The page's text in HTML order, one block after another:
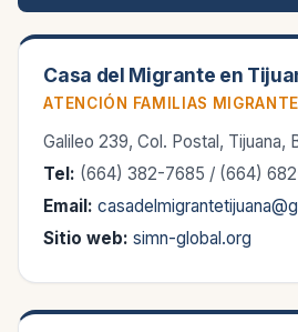
Casa del Migrante en
ATENCIÓN FAMILIAS
Galileo 239, Col. Postal, Tijuana,
Tel: (664) 382-7685 / (664)
Email:
Sitio web: simn-global.org